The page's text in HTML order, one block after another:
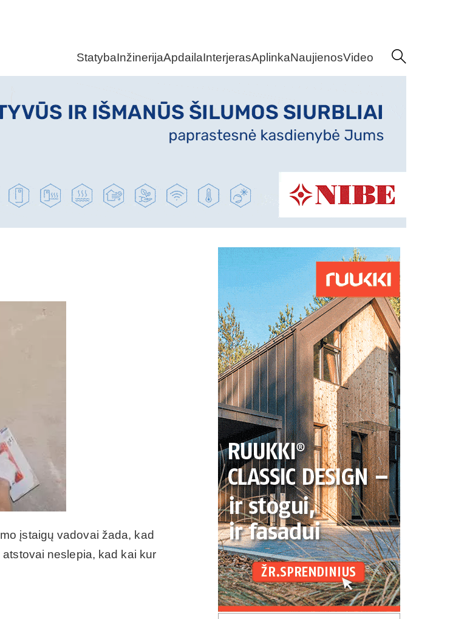
StatybaInžinerijaApdailaInterjerasAplinkaNaujienosVideo
įstaigų vadovai žada, kad
neslepia, kad kai kur